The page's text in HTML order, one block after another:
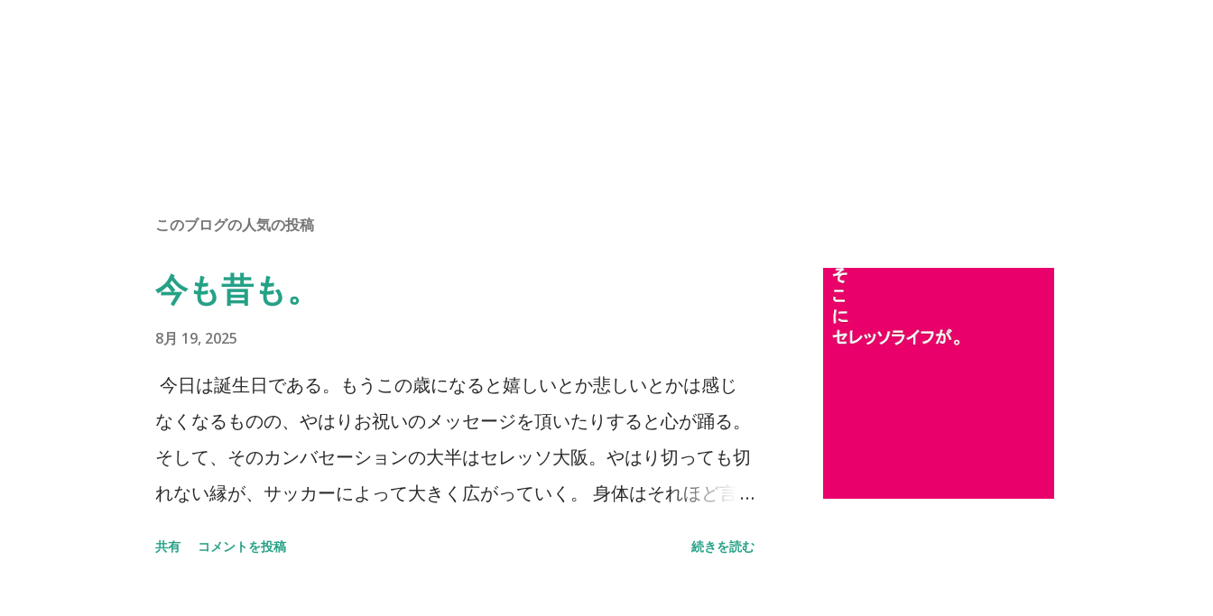
このブログの人気の投稿
今も昔も。
8月 19, 2025
今日は誕生日である。もうこの歳になると嬉しいとか悲しいとかは感じ
なくなるものの、やはりお祝いのメッセージを頂いたりすると心が踊る。
そして、そのカンバセーションの大半はセレッソ大阪。やはり切っても切
れない縁が、サッカーによって大きく広がっていく。 身体はそれほど言
共有 コメントを投稿 続きを読む